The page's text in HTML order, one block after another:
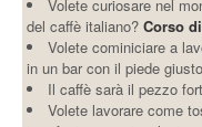
Volete curiosare nel
del caffè italiano? Corso
Volete cominiciare a
in un bar con il piede
Il caffè sarà il pezzo
Volete lavorare come